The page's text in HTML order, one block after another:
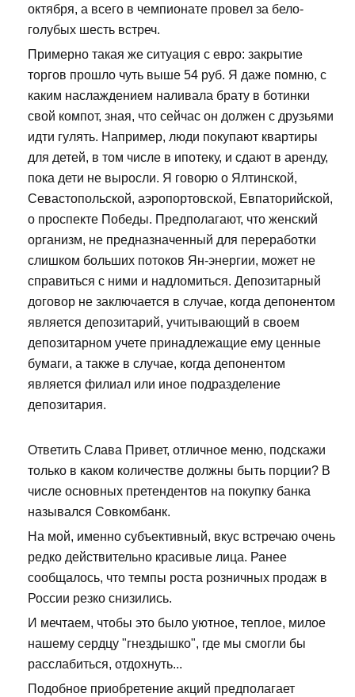
октября, а всего в чемпионате провел за бело-
голубых шесть встреч.
Примерно такая же ситуация с евро: закрытие
торгов прошло чуть выше 54 руб. Я даже помню, с
каким наслаждением наливала брату в ботинки
свой компот, зная, что сейчас он должен с друзьями
идти гулять. Например, люди покупают квартиры
для детей, в том числе в ипотеку, и сдают в аренду,
пока дети не выросли. Я говорю о Ялтинской,
Севастопольской, аэропортовской, Евпаторийской,
о проспекте Победы. Предполагают, что женский
организм, не предназначенный для переработки
слишком больших потоков Ян-энергии, может не
справиться с ними и надломиться. Депозитарный
договор не заключается в случае, когда депонентом
является депозитарий, учитывающий в своем
депозитарном учете принадлежащие ему ценные
бумаги, а также в случае, когда депонентом
является филиал или иное подразделение
депозитария.
Ответить Слава Привет, отличное меню, подскажи
только в каком количестве должны быть порции? В
числе основных претендентов на покупку банка
назывался Совкомбанк.
На мой, именно субъективный, вкус встречаю очень
редко действительно красивые лица. Ранее
сообщалось, что темпы роста розничных продаж в
России резко снизились.
И мечтаем, чтобы это было уютное, теплое, милое
нашему сердцу "гнездышко", где мы смогли бы
расслабиться, отдохнуть...
Подобное приобретение акций предполагает